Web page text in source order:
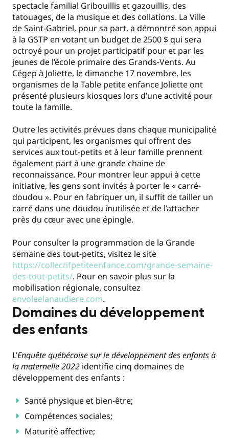
spectacle familial Gribouillis et gazouillis, des
tatouages, de la musique et des collations. La Ville
de Saint-Gabriel, pour sa part, a démontré son appui
à la GSTP en votant un budget de 2500 $ qui sera
octroyé pour un projet participatif pour et par les
jeunes de l’école primaire des Grands-Vents. Au
Cégep à Joliette, le dimanche 17 novembre, les
organismes de la Table petite enfance Joliette ont
présenté plusieurs kiosques lors d’une activité pour
toute la famille.
Outre les activités prévues dans chaque municipalité
qui participent, les organismes qui offrent des
services aux tout-petits et à leur famille prennent
également part à une grande chaine de
reconnaissance. Pour montrer leur appui à cette
initiative, les gens sont invités à porter le « carré-
doudou ». Pour en fabriquer un, il suffit de tailler un
carré dans une doudou inutilisée et de l’attacher
près du cœur avec une épingle.
Pour consulter la programmation de la Grande
semaine des tout-petits, visitez le site
https://collectifpetiteenfance.com/grande-semaine-
des-tout-petits/. Pour en savoir plus sur la
mobilisation régionale, consultez
envoleelanaudiere.com.
Domaines du développement
des enfants
L’Enquête québécoise sur le développement des enfants à
la maternelle 2022 identifie cinq domaines de
développement des enfants :
Santé physique et bien-être;
Compétences sociales;
Maturité affective;